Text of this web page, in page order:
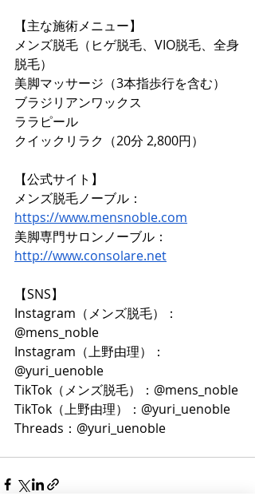
【主な施術メニュー】
メンズ脱毛（ヒゲ脱毛、VIO脱毛、全身
脱毛）
美脚マッサージ（3本指歩行を含む）
ブラジリアンワックス
ララピール
クイックリラク（20分 2,800円）
【公式サイト】
メンズ脱毛ノーブル：
https://www.mensnoble.com
美脚専門サロンノーブル：
http://www.consolare.net
【SNS】
Instagram（メンズ脱毛）：
@mens_noble
Instagram（上野由理）：
@yuri_uenoble
TikTok（メンズ脱毛）：@mens_noble
TikTok（上野由理）：@yuri_uenoble
Threads：@yuri_uenoble